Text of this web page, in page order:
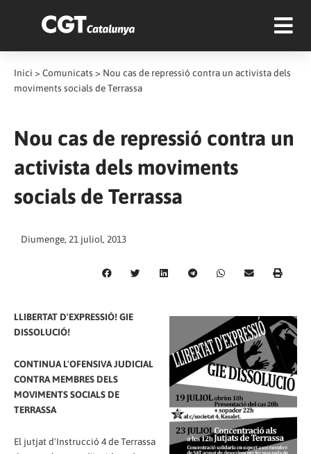
Inici > Comunicats > Nou cas de repressió contra un activista dels
moviments socials de Terrassa
Nou cas de repressió contra un
activista dels moviments
socials de Terrassa
Diumenge, 21 juliol, 2013
LLIBERTAT D'EXPRESSIÓ! GIE
DISSOLUCIÓ!
CONTINUA L'OFENSIVA JUDICIAL
CONTRA MEMBRES DELS
MOVIMENTS SOCIALS DE
TERRASSA
El jutjat d'Instrucció 4 de Terrassa